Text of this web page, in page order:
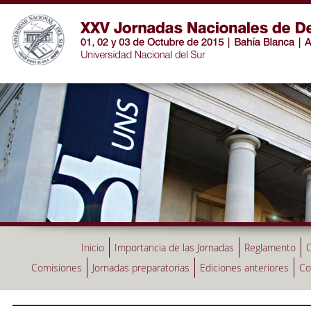
Inicio Importancia de las Jornadas Reglamento
Comisiones
Jornadas preparatorias Ediciones anteriores